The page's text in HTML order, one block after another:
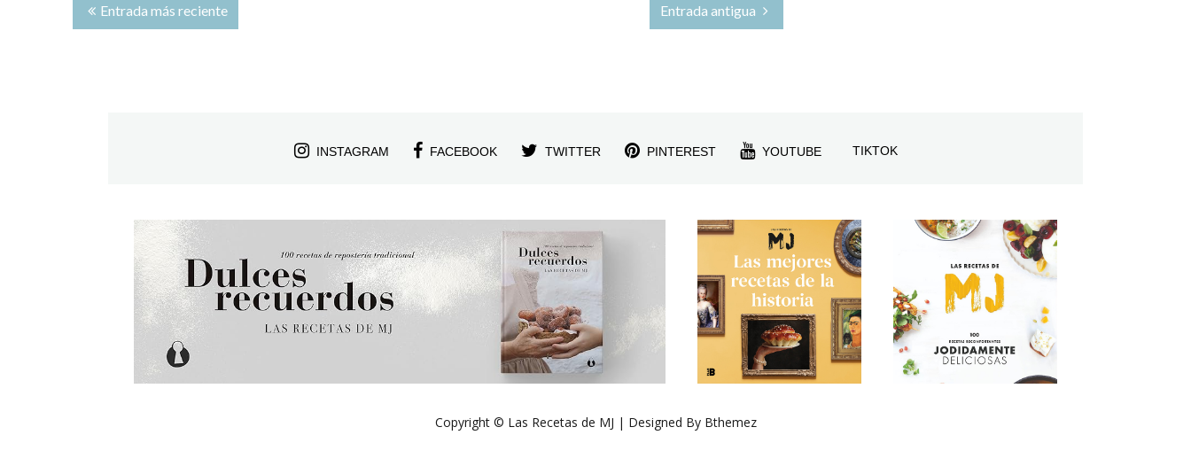
Entrada más reciente Entrada antigua
INSTAGRAM FACEBOOK TWITTER PINTEREST YOUTUBE TIKTOK
Copyright © Las Recetas de MJ | Designed By Bthemez